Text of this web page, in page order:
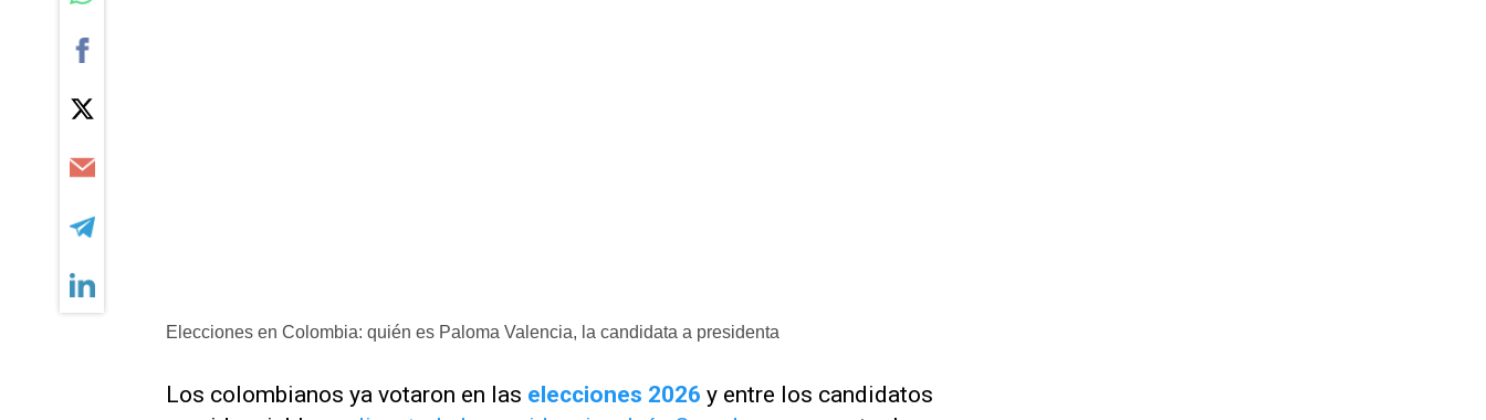
Elecciones en Colombia: quién es Paloma Valencia, la candidata a presidenta
Los colombianos ya votaron en las elecciones 2026 y entre los candidatos